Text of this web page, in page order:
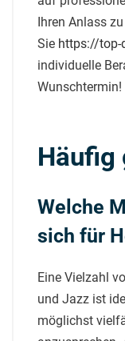
Ihren Anlass
Sie https://top-
individuelle
Wunschtermin!
Häufig
Welche
sich für
Eine Vielzahl
und Jazz ist
möglichst